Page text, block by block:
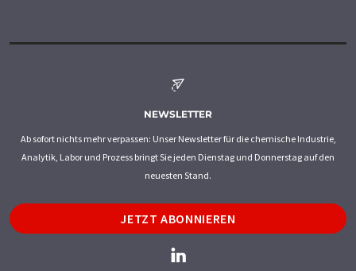
NEWSLETTER
Ab sofort nichts mehr verpassen: Unser Newsletter für die chemische Industrie,
Analytik, Labor und Prozess bringt Sie jeden Dienstag und Donnerstag auf den
neuesten Stand.
JETZT ABONNIEREN